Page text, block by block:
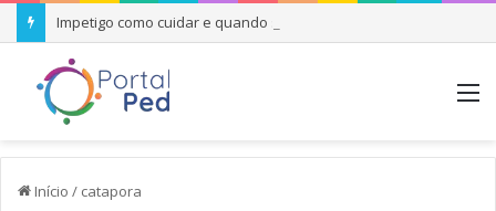
Impetigo como cuidar e quando se preocupar
Início / catapora